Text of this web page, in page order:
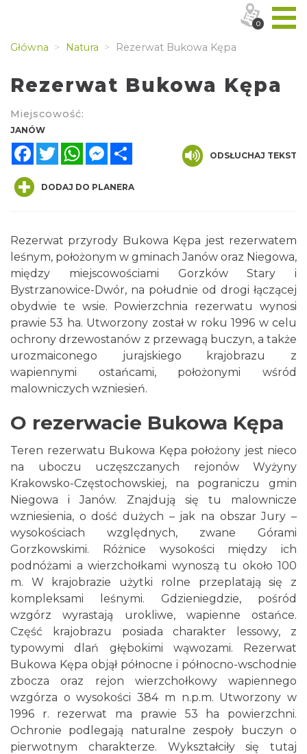
Główna Natura Rezerwat Bukowa Kępa
Rezerwat Bukowa Kępa
Miejscowość:
JANÓW
FacebookTwitterWhatsAppMessenger
ODSŁUCHAJ TEKST
DODAJ DO PLANERA
Rezerwat przyrody Bukowa Kępa jest rezerwatem
leśnym, położonym w gminach Janów oraz Niegowa,
między miejscowościami Gorzków Stary i
Bystrzanowice-Dwór, na południe od drogi łączącej
obydwie te wsie. Powierzchnia rezerwatu wynosi
prawie 53 ha. Utworzony został w roku 1996 w celu
ochrony drzewostanów z przewagą buczyn, a także
urozmaiconego jurajskiego krajobrazu z
wapiennymi ostańcami, położonymi wśród
malowniczych wzniesień.
O rezerwacie Bukowa Kępa
Teren rezerwatu Bukowa Kępa położony jest nieco
na uboczu uczęszczanych rejonów Wyżyny
Krakowsko-Częstochowskiej, na pograniczu gmin
Niegowa i Janów. Znajdują się tu malownicze
wzniesienia, o dość dużych – jak na obszar Jury –
wysokościach względnych, zwane Górami
Gorzkowskimi. Różnice wysokości między ich
podnóżami a wierzchołkami wynoszą tu około 100
m. W krajobrazie użytki rolne przeplatają się z
kompleksami leśnymi. Gdzieniegdzie, pośród
wzgórz wyrastają urokliwe, wapienne ostańce.
Część krajobrazu posiada charakter lessowy, z
typowymi dlań głębokimi wąwozami. Rezerwat
Bukowa Kępa objął północne i północno-wschodnie
zbocza oraz rejon wierzchołkowy wapiennego
wzgórza o wysokości 384 m n.p.m. Utworzony w
1996 r. rezerwat ma prawie 53 ha powierzchni.
Ochronie podlegają naturalne zespoły buczyn o
pierwotnym charakterze. Wykształciły się tutaj
0